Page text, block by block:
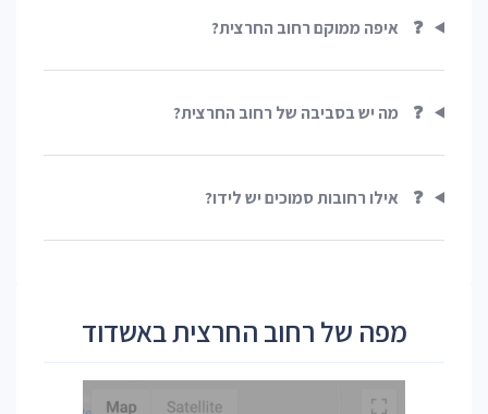
❓ איפה ממוקם רחוב החרצית?
❓ מה יש בסביבה של רחוב החרצית?
❓ אילו רחובות סמוכים יש לידו?
מפה של רחוב החרצית באשדוד